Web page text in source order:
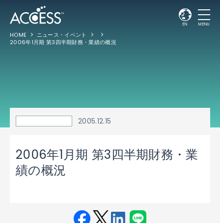
EN MENU
HOME
ニュース・イベント
2006年1月期 第3四半期財務・業績の概況
2005.12.15
2006年1月期 第3四半期財務・業
績の概況